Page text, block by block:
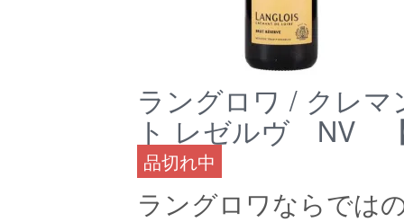
ラングロワ / クレ
ト レゼルヴ NV
品切れ中
ラングロワならでは